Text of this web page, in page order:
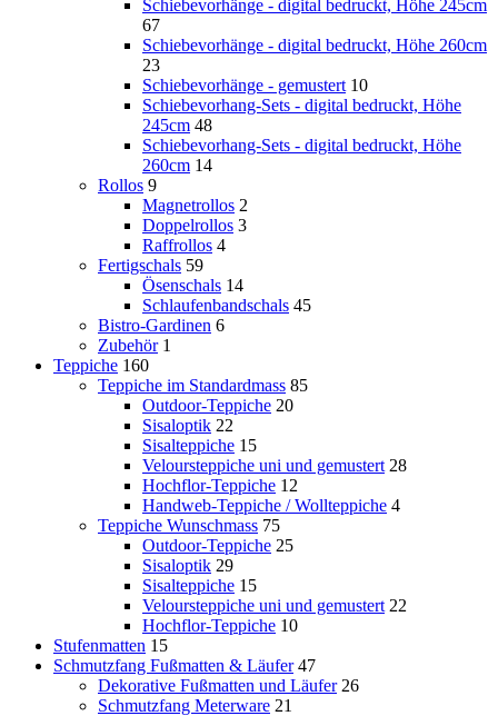
Schiebevorhänge - digital bedruckt, Höhe 245cm
67
Schiebevorhänge - digital bedruckt, Höhe 260cm
23
Schiebevorhänge - gemustert 10
Schiebevorhang-Sets - digital bedruckt, Höhe
245cm 48
Schiebevorhang-Sets - digital bedruckt, Höhe
260cm 14
Rollos 9
Magnetrollos 2
Doppelrollos 3
Raffrollos 4
Fertigschals 59
Ösenschals 14
Schlaufenbandschals 45
Bistro-Gardinen 6
Zubehör 1
Teppiche 160
Teppiche im Standardmass 85
Outdoor-Teppiche 20
Sisaloptik 22
Sisalteppiche 15
Veloursteppiche uni und gemustert 28
Hochflor-Teppiche 12
Handweb-Teppiche / Wollteppiche 4
Teppiche Wunschmass 75
Outdoor-Teppiche 25
Sisaloptik 29
Sisalteppiche 15
Veloursteppiche uni und gemustert 22
Hochflor-Teppiche 10
Stufenmatten 15
Schmutzfang Fußmatten & Läufer 47
Dekorative Fußmatten und Läufer 26
Schmutzfang Meterware 21